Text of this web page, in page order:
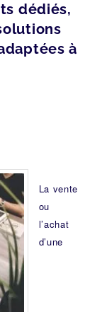
dédiés,
à
La vente
ou
l’achat
d’une